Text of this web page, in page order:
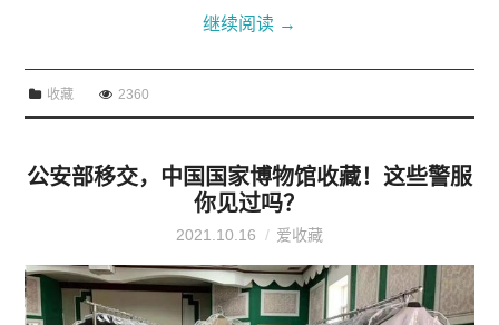
的空白，实为收藏类期刊之嚆矢也！...
继续阅读 →
收藏 2360
公安部移交，中国国家博物馆收藏！这些警服
你见过吗？
2021.10.16 爱收藏